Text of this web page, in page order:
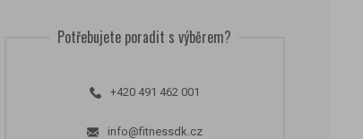
Potřebujete poradit s výběrem?
+420 491 462 001
info@fitnessdk.cz